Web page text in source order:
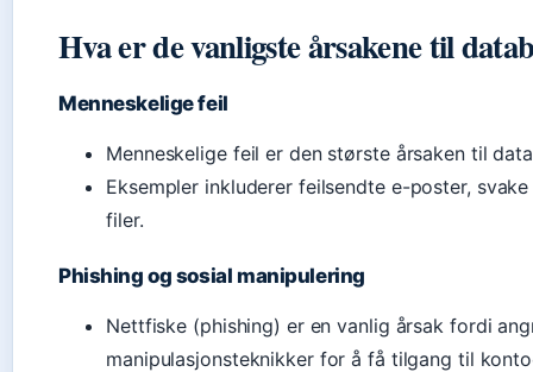
Hva er de vanligste årsakene til
Menneskelige feil
Menneskelige feil er den største årsaken til
Eksempler inkluderer feilsendte e-poster,
filer.
Phishing og sosial manipulering
Nettfiske (phishing) er en vanlig årsak fordi
manipulasjonsteknikker for å få tilgang til